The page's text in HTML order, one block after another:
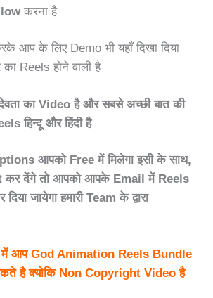
करना है
आप के लिए Demo भी यहाँ दिखा दिया
Reels होने वाली है
का Video है और सबसे अच्छी बात की
हिन्दू और हिंदी है
आपको Free में मिलेगा इसी के साथ,
देंगे तो आपको आपके Email में Reels
जायेगा हमारी Team के द्वारा
में आप God Animation Reels Bundle
है क्योकि Non Copyright Video है